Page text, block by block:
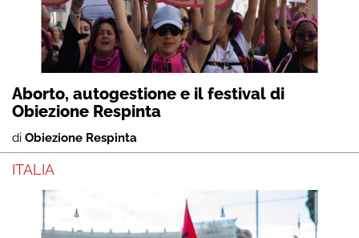
Aborto, autogestione e il festival di
Obiezione Respinta
di Obiezione Respinta
ITALIA